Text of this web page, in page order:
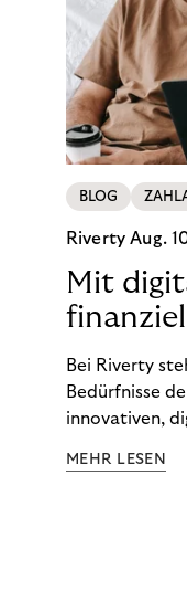
BLOG
RivertyAug.
Mit
Bei Riverty
Bedürfnisse
innovativen,
ein Leben in
MEHR LESEN